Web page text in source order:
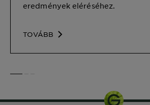
eredmények eléréséhez.
TOVÁBB